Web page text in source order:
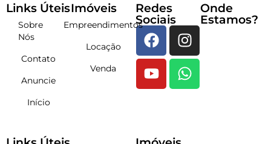
Links Úteis
Sobre
Nós
Contato
Anuncie
Início
Imóveis
Empreendimentos
Locação
Venda
Redes
Sociais
Onde
Estamos?